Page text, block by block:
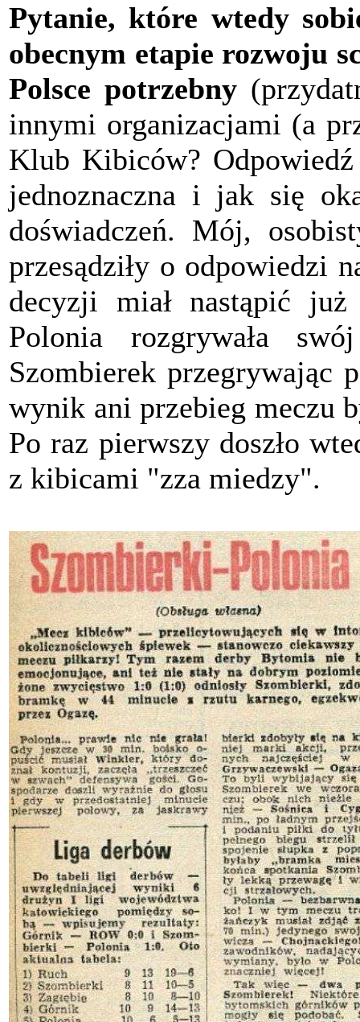
Pytanie, które wtedy
obecnym etapie rozwoju
Polsce potrzebny
innymi organizacjami (a
Klub Kibiców?
jednoznaczna i jak się
doświadczeń. Mój,
przesądziły o odpowiedzi
decyzji miał nastąpić
Polonia rozgrywała
Szombierek przegrywając
wynik ani przebieg meczu
Po raz pierwszy doszło
z kibicami "zza miedzy".